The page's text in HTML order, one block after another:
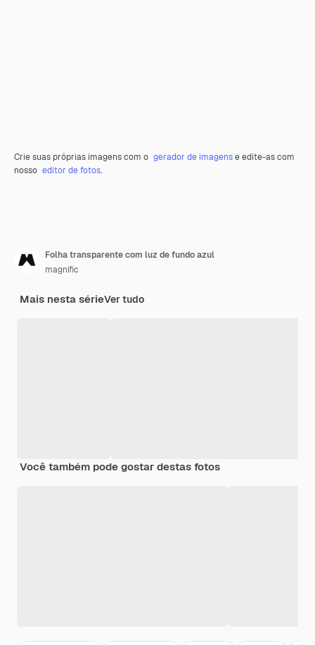
Crie suas próprias imagens com o gerador de imagense edite-as com
nosso editor de fotos.
Folha transparente com luz de fundo azul
magnific
Mais nesta sérieVer tudo
Você também pode gostar destas fotos